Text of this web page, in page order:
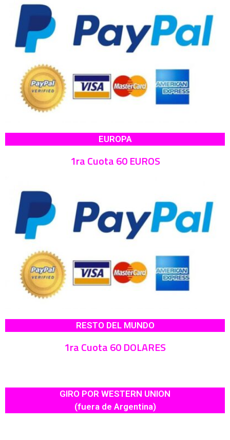
EUROPA
1ra Cuota 60 EUROS
RESTO DEL MUNDO
1ra Cuota 60 DOLARES
GIRO POR WESTERN UNION
(fuera de Argentina)